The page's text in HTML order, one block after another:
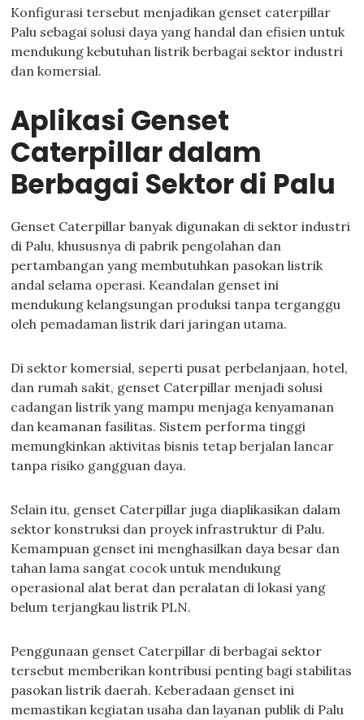
Konfigurasi tersebut menjadikan genset caterpillar
Palu sebagai solusi daya yang handal dan efisien untuk
mendukung kebutuhan listrik berbagai sektor industri
dan komersial.
Aplikasi Genset
Caterpillar dalam
Berbagai Sektor di Palu
Genset Caterpillar banyak digunakan di sektor industri
di Palu, khususnya di pabrik pengolahan dan
pertambangan yang membutuhkan pasokan listrik
andal selama operasi. Keandalan genset ini
mendukung kelangsungan produksi tanpa terganggu
oleh pemadaman listrik dari jaringan utama.
Di sektor komersial, seperti pusat perbelanjaan, hotel,
dan rumah sakit, genset Caterpillar menjadi solusi
cadangan listrik yang mampu menjaga kenyamanan
dan keamanan fasilitas. Sistem performa tinggi
memungkinkan aktivitas bisnis tetap berjalan lancar
tanpa risiko gangguan daya.
Selain itu, genset Caterpillar juga diaplikasikan dalam
sektor konstruksi dan proyek infrastruktur di Palu.
Kemampuan genset ini menghasilkan daya besar dan
tahan lama sangat cocok untuk mendukung
operasional alat berat dan peralatan di lokasi yang
belum terjangkau listrik PLN.
Penggunaan genset Caterpillar di berbagai sektor
tersebut memberikan kontribusi penting bagi stabilitas
pasokan listrik daerah. Keberadaan genset ini
memastikan kegiatan usaha dan layanan publik di Palu